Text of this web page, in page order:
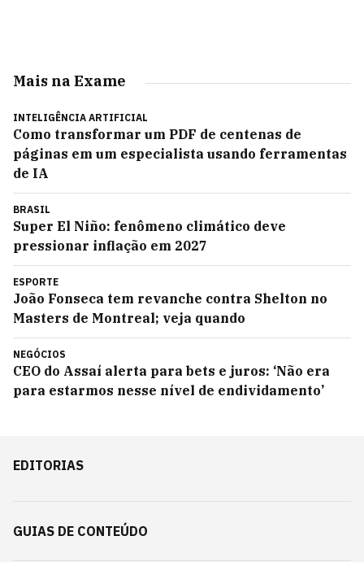
Mais na Exame
INTELIGÊNCIA ARTIFICIAL
Como transformar um PDF de centenas de
páginas em um especialista usando ferramentas
de IA
BRASIL
Super El Niño: fenômeno climático deve
pressionar inflação em 2027
ESPORTE
João Fonseca tem revanche contra Shelton no
Masters de Montreal; veja quando
NEGÓCIOS
CEO do Assaí alerta para bets e juros: ‘Não era
para estarmos nesse nível de endividamento’
EDITORIAS
GUIAS DE CONTEÚDO